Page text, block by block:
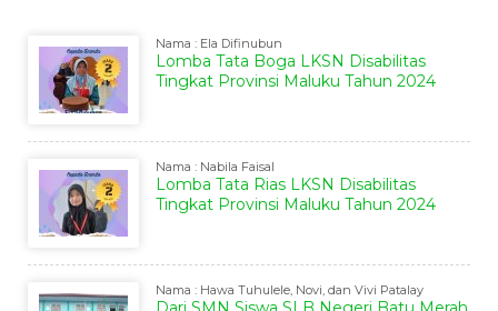
Nama : Ela Difinubun
Lomba Tata Boga LKSN Disabilitas
Tingkat Provinsi Maluku Tahun 2024
Nama : Nabila Faisal
Lomba Tata Rias LKSN Disabilitas
Tingkat Provinsi Maluku Tahun 2024
Nama : Hawa Tuhulele, Novi, dan Vivi Patalay